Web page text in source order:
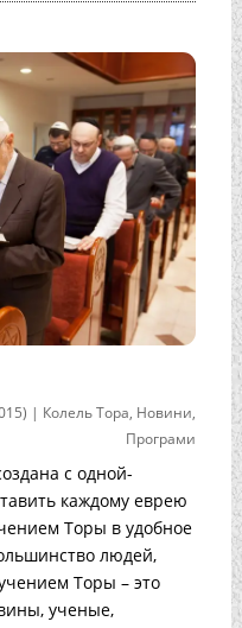
| Колель Тора, Новини,
Програми
с одной-
каждому еврею
Торы в удобное
людей,
Торы – это
ученые,